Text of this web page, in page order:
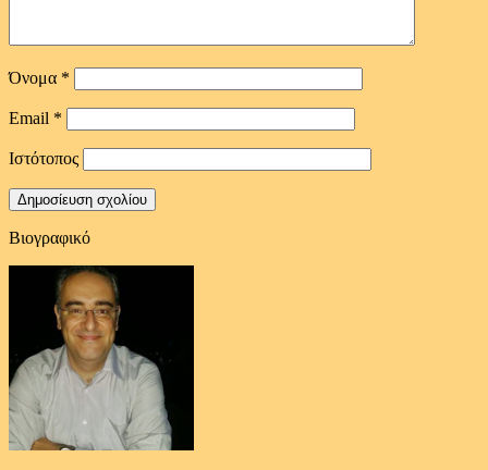
Όνομα *
Email *
Ιστότοπος
Βιογραφικό